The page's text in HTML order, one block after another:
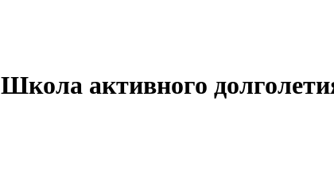
Школа активного